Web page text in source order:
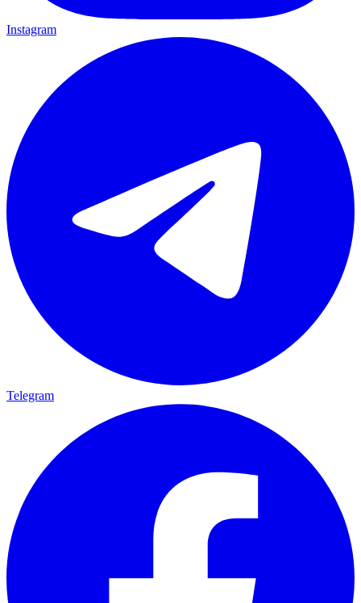
Instagram
Telegram